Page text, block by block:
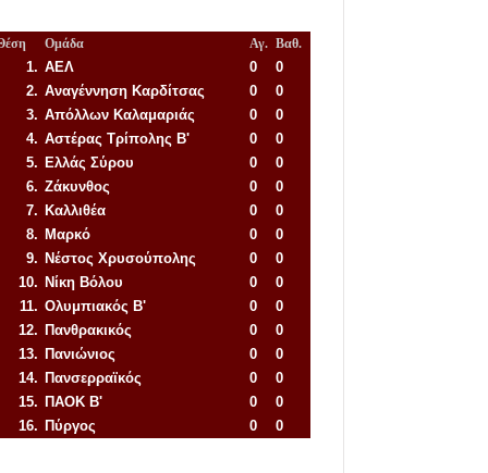
Ομάδα Αγ. Βαθ.
1. ΑΕΛ 0
0
2. Αναγέννηση Καρδίτσας 0
0
3. Απόλλων Καλαμαριάς 0
0
4. Αστέρας Τρίπολης Β' 0
0
5. Ελλάς Σύρου 0
0
6. Ζάκυνθος 0
0
7. Καλλιθέα 0
0
8. Μαρκό 0
0
9. Νέστος Χρυσούπολης 0
0
10. Νίκη Βόλου 0
0
11. Ολυμπιακός Β' 0
0
12. Πανθρακικός 0
0
13. Πανιώνιος 0
0
14. Πανσερραϊκός 0
0
15. ΠΑΟΚ Β' 0
0
16. Πύργος 0
0